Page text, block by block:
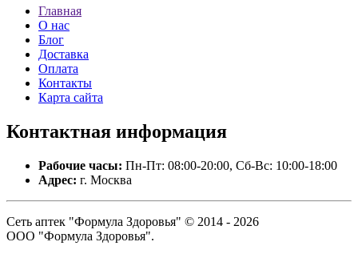
Главная
О нас
Блог
Доставка
Оплата
Контакты
Карта сайта
Контактная информация
Рабочие часы: Пн-Пт: 08:00-20:00, Сб-Вс: 10:00-18:00
Адрес: г. Москва
Сеть аптек "Формула Здоровья" © 2014 - 2026
ООО "Формула Здоровья".